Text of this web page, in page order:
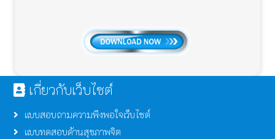
เกี่ยวกับเว็บไซต์
แบบสอบถามความพึงพอใจเว็บไซต์
แบบทดสอบด้านสุขภาพจิต